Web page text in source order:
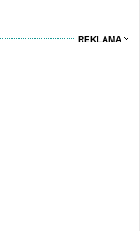
REKLAMA